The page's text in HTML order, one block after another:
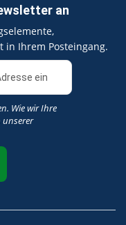
an
Ihrem Posteingang.
Wie wir Ihre
unserer